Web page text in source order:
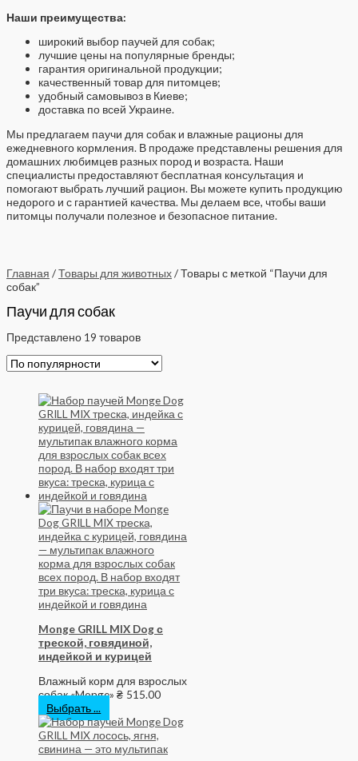
Главная /Товары для животных/ Товары с меткой “Паучи для
собак”
Паучи для собак
Представлено 19 товаров
Monge GRILL MIX Dog с
треской, говядиной,
индейкой и курицей
Влажный корм для взрослых
собак «Monge» ₴ 515.00
Выбрать ...
Наши преимущества:
широкий выбор паучей для собак;
лучшие цены на популярные бренды;
гарантия оригинальной продукции;
качественный товар для питомцев;
удобный самовывоз в Киеве;
доставка по всей Украине.
Мы предлагаем паучи для собак и влажные рационы для
ежедневного кормления. В продаже представлены решения для
домашних любимцев разных пород и возраста. Наши
специалисты предоставляют бесплатная консультация и
помогают выбрать лучший рацион. Вы можете купить продукцию
недорого и с гарантией качества. Мы делаем все, чтобы ваши
питомцы получали полезное и безопасное питание.